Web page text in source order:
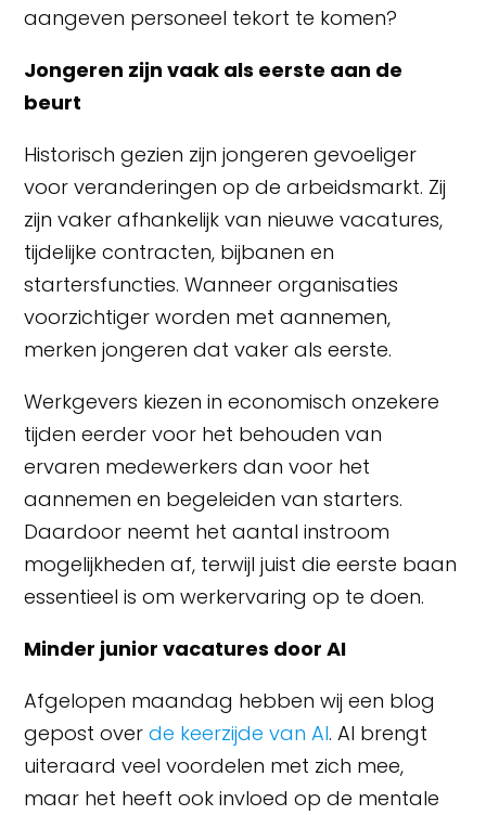
aangeven personeel tekort te komen?
Jongeren zijn vaak als eerste aan de
beurt
Historisch gezien zijn jongeren gevoeliger
voor veranderingen op de arbeidsmarkt. Zij
zijn vaker afhankelijk van nieuwe vacatures,
tijdelijke contracten, bijbanen en
startersfuncties. Wanneer organisaties
voorzichtiger worden met aannemen,
merken jongeren dat vaker als eerste.
Werkgevers kiezen in economisch onzekere
tijden eerder voor het behouden van
ervaren medewerkers dan voor het
aannemen en begeleiden van starters.
Daardoor neemt het aantal instroom
mogelijkheden af, terwijl juist die eerste baan
essentieel is om werkervaring op te doen.
Minder junior vacatures door AI
Afgelopen maandag hebben wij een blog
gepost overde keerzijde van AI. AI brengt
uiteraard veel voordelen met zich mee,
maar het heeft ook invloed op de mentale